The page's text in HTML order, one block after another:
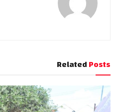
RelatedPosts